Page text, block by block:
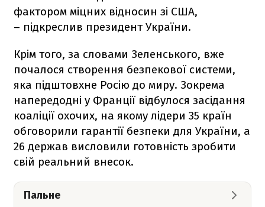
фактором міцних відносин зі США,
– підкреслив президент України.
Крім того, за словами Зеленського, вже
почалося створення безпекової системи,
яка підштовхне Росію до миру. Зокрема
напередодні у Франції відбулося засідання
коаліції охочих, на якому лідери 35 країн
обговорили гарантії безпеки для України, а
26 держав висловили готовність зробити
свій реальний внесок.
Пальне